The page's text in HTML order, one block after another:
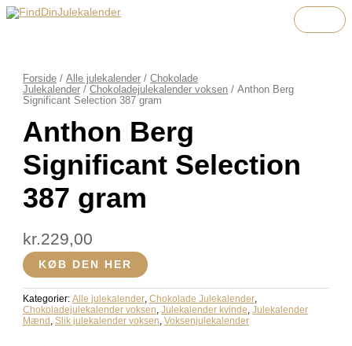
Gå
til
Forside /Alle julekalender /Chokolade
Julekalender /Chokoladejulekalender voksen / Anthon Berg
Significant Selection 387 gram
Anthon Berg
Significant Selection
387 gram
kr. 229,00
KØB DEN HER
Kategorier:Alle julekalender,Chokolade Julekalender,
Chokoladejulekalender voksen,Julekalender kvinde,Julekalender
Mænd ,Slik julekalender voksen,Voksenjulekalender
Menu
Menu
Menu